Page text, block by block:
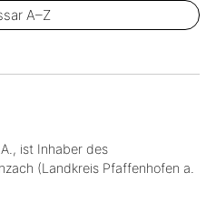
A–Z
ist Inhaber des
(Landkreis Pfaffenhofen a.